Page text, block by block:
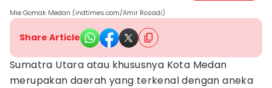
Mie Gomak Medan (indtimes.com/Amir Rosadi)
Share Article
Sumatra Utara atau khususnya Kota Medan
merupakan daerah yang terkenal dengan aneka